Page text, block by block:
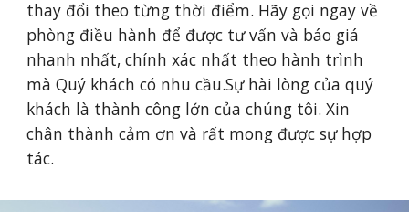
thay đổi theo từng thời điểm. Hãy gọi ngay về
phòng điều hành để được tư vấn và báo giá
nhanh nhất, chính xác nhất theo hành trình
mà Quý khách có nhu cầu.Sự hài lòng của quý
khách là thành công lớn của chúng tôi. Xin
chân thành cảm ơn và rất mong được sự hợp
tác.